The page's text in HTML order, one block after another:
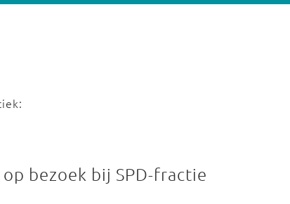
bezoek bij SPD-fractie